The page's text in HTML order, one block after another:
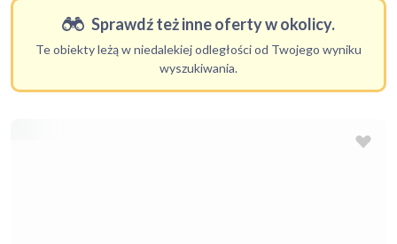
Sprawdź też inne oferty w okolicy.
Te obiekty leżą w niedalekiej odległości od Twojego wyniku
wyszukiwania.